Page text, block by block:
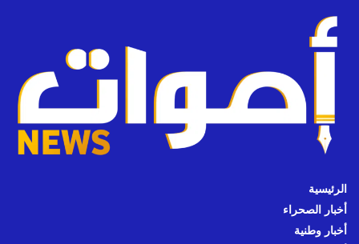
الرئيسية
أخبار الصحراء
أخبار وطنية